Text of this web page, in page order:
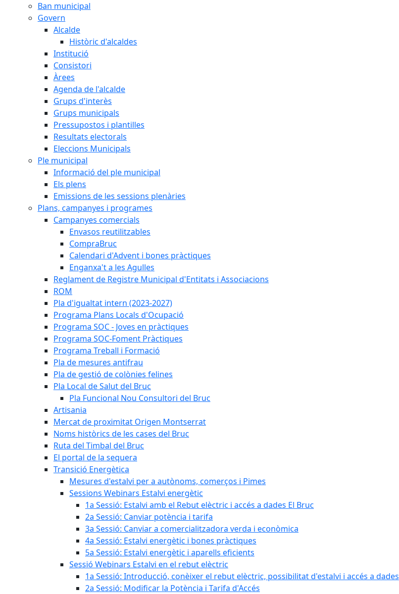
Ban municipal
Govern
Alcalde
Històric d'alcaldes
Institució
Consistori
Àrees
Agenda de l'alcalde
Grups d'interès
Grups municipals
Pressupostos i plantilles
Resultats electorals
Eleccions Municipals
Ple municipal
Informació del ple municipal
Els plens
Emissions de les sessions plenàries
Plans, campanyes i programes
Campanyes comercials
Envasos reutilitzables
CompraBruc
Calendari d'Advent i bones pràctiques
Enganxa't a les Agulles
Reglament de Registre Municipal d'Entitats i Associacions
ROM
Pla d'igualtat intern (2023-2027)
Programa Plans Locals d'Ocupació
Programa SOC - Joves en pràctiques
Programa SOC-Foment Pràctiques
Programa Treball i Formació
Pla de mesures antifrau
Pla de gestió de colònies felines
Pla Local de Salut del Bruc
Pla Funcional Nou Consultori del Bruc
Artisania
Mercat de proximitat Origen Montserrat
Noms històrics de les cases del Bruc
Ruta del Timbal del Bruc
El portal de la sequera
Transició Energètica
Mesures d'estalvi per a autònoms, comerços i Pimes
Sessions Webinars Estalvi energètic
1a Sessió: Estalvi amb el Rebut elèctric i accés a dades El Bruc
2a Sessió: Canviar potència i tarifa
3a Sessió: Canviar a comercialitzadora verda i econòmica
4a Sessió: Estalvi energètic i bones pràctiques
5a Sessió: Estalvi energètic i aparells eficients
Sessió Webinars Estalvi en el rebut elèctric
1a Sessió: Introducció, conèixer el rebut elèctric, possibilitat d'estalvi i accés a dades
2a Sessió: Modificar la Potència i Tarifa d'Accés